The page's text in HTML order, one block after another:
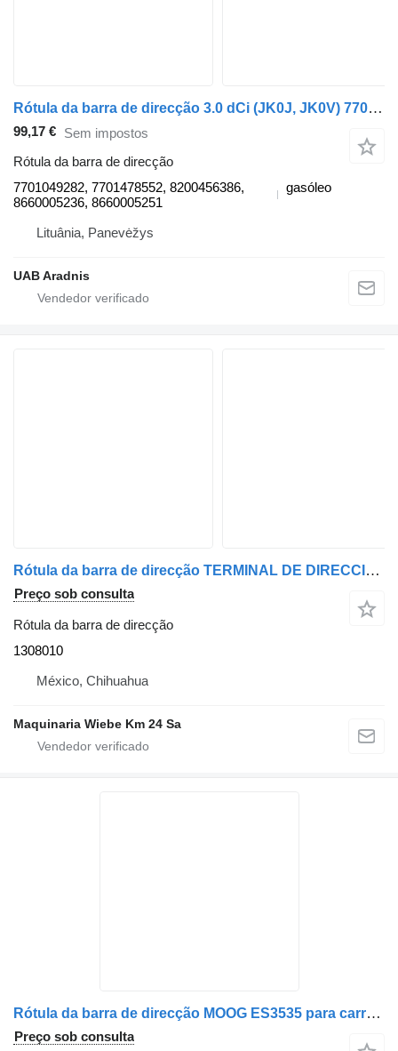
Rótula da barra de direcção 3.0 dCi (JK0J, JK0V) 7701049282 para carro Renault ESPACE IV (JK0/1_)
99,17 € Sem impostos
Rótula da barra de direcção
7701049282, 7701478552, 8200456386,
8660005236, 8660005251
gasóleo
Lituânia, Panevėžys
UAB Aradnis
Rótula da barra de direcção TERMINAL DE DIRECCIÃ“N SYD 1308010 para carro Ford F150 4.6L V8 2004-2006
Preço sob consulta
Rótula da barra de direcção
1308010
México, Chihuahua
Maquinaria Wiebe Km 24 Sa
Rótula da barra de direcção MOOG ES3535 para carro Jeep LIBERTY 2002-2005
Preço sob consulta